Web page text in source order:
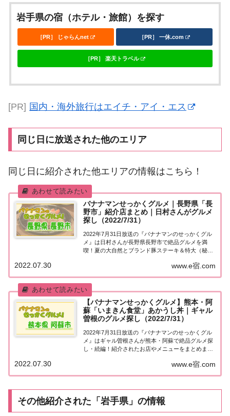
岩手県の宿（ホテル・旅館）を探す
［PR］ じゃらんnet ［PR］ 一休.com
［PR］ 楽天トラベル
[PR] 国内・海外旅行はエイチ・アイ・エス
同じ日に放送された他のエリア
同じ日に紹介された他エリアの情報はこちら！
バナナマンせっかくグルメ｜長野県「長
野市」紹介店まとめ｜日村さんがグルメ
探し（2022/7/31）
2022年7月31日放送の『バナナマンのせっかくグル
メ』は日村さんが長野県長野市で絶品グルメを満
喫！夏の大自然とブランド豚ステーキ＆特大（秘）
た！詳しくはこちら！日村さんが「長野市」でグル
た...
www.e宿.com
2022.07.30
【バナナマンせっかくグルメ】熊本・阿
蘇「いまきん食堂」あかうし丼｜ギャル
曽根のグルメ探し（2022/7/31）
2022年7月31日放送の『バナナマンのせっかくグル
メ』はギャル曽根さんが熊本・阿蘇で絶品グルメ探
し・続編！紹介されたお店やメニューをまとめまし
続編地元の人に「せっかくこの町に来たなら食べた
www.e宿.com
2022.07.30
その他紹介された「岩手県」の情報